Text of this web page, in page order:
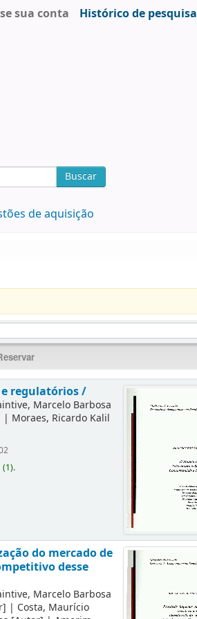
sua conta Histórico de pesquisa
Buscar
de aquisição
regulatórios /
Marcelo Barbosa
| Moraes, Ricardo Kalil
(1).
do mercado de
desse
Marcelo Barbosa
| Costa, Maurício